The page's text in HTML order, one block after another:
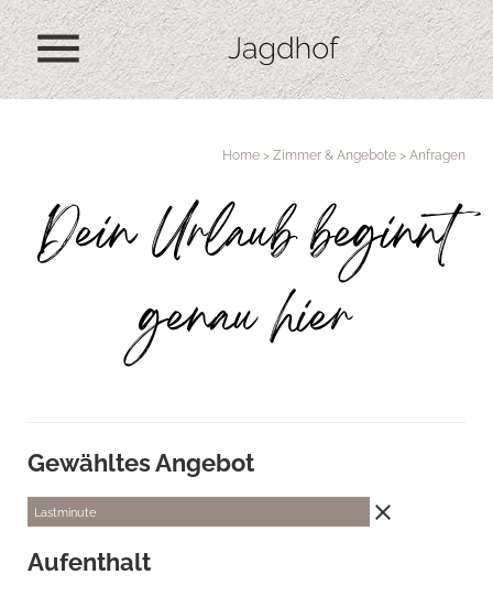
menu
Home > Zimmer & Angebote > Anfragen
Dein Urlaub beginnt
genau hier
Gewähltes Angebot
Lastminute close
Aufenthalt